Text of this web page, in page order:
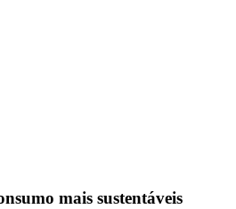
mais sustentáveis